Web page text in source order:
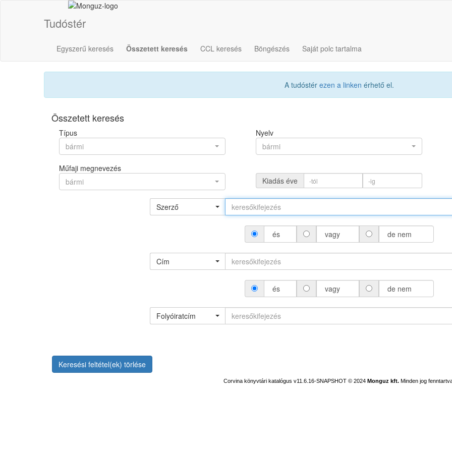
Tudóstér
Egyszerű keresés Összetett keresés CCL keresés Böngészés Saját polc tartalma
A tudóstér ezen a linken érhető el.
Összetett keresés
Típus
bármi
Nyelv
bármi
Műfaji megnevezés
bármi
Kiadás éve
Szerző
és vagy de nem
Cím
és vagy de nem
Folyóiratcím
Keresési feltétel(ek) törlése
Corvina könyvtári katalógus v11.6.16-SNAPSHOT © 2024 Monguz kft. Minden jog